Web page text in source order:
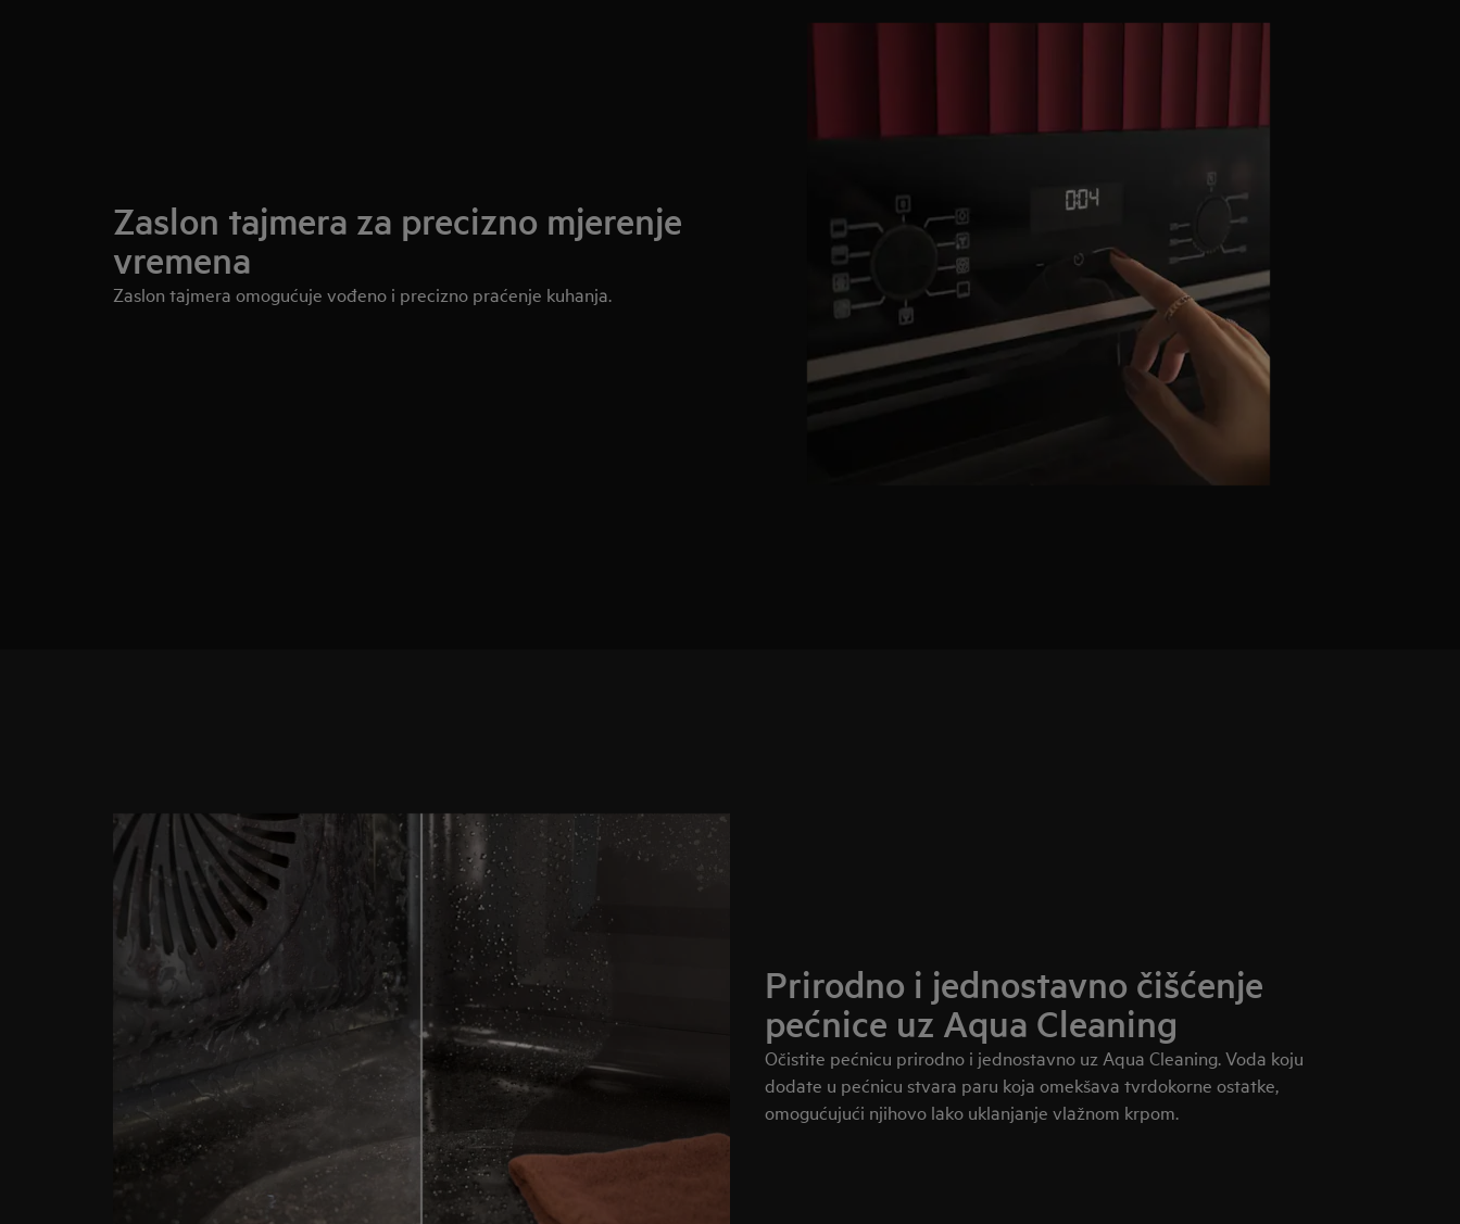
Zaslon tajmera za precizno mjerenje
vremena
Zaslon tajmera omogućuje vođeno i precizno praćenje kuhanja.
Prirodno i jednostavno čišćenje
pećnice uz Aqua Cleaning
Očistite pećnicu prirodno i jednostavno uz Aqua Cleaning. Voda koju
dodate u pećnicu stvara paru koja omekšava tvrdokorne ostatke,
omogućujući njihovo lako uklanjanje vlažnom krpom.